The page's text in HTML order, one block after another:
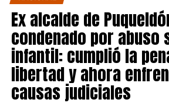
Ex alcalde de
condenado por abuso
infantil: cumplió la
libertad y ahora
causas judiciales